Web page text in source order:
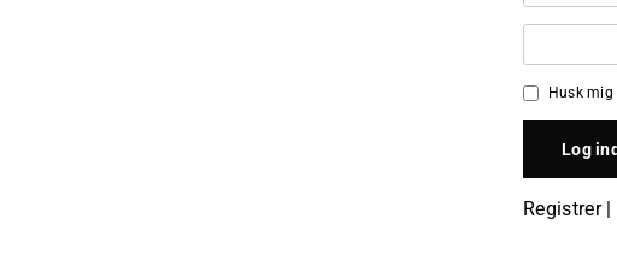
Husk mig
Registrer|